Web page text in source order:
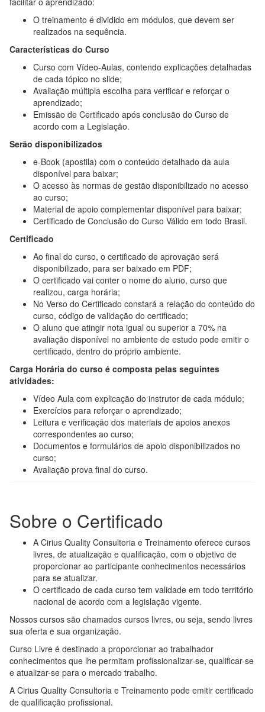
O treinamento é dividido em módulos, que devem ser
realizados na sequência.
Características do Curso
Curso com Vídeo-Aulas, contendo explicações detalhadas
de cada tópico no slide;
Avaliação múltipla escolha para verificar e reforçar o
aprendizado;
Emissão de Certificado após conclusão do Curso de
acordo com a Legislação.
Serão disponibilizados
e-Book (apostila) com o conteúdo detalhado da aula
disponível para baixar;
O acesso às normas de gestão disponibilizado no acesso
ao curso;
Material de apoio complementar disponível para baixar;
Certificado de Conclusão do Curso Válido em todo Brasil.
Certificado
Ao final do curso, o certificado de aprovação será
disponibilizado, para ser baixado em PDF;
O certificado vai conter o nome do aluno, curso que
realizou, carga horária;
No Verso do Certificado constará a relação do conteúdo do
curso, código de validação do certificado;
O aluno que atingir nota igual ou superior a 70% na
avaliação disponível no ambiente de estudo pode emitir o
certificado, dentro do próprio ambiente.
Carga Horária do curso é composta pelas seguintes
atividades:
Vídeo Aula com explicação do instrutor de cada módulo;
Exercícios para reforçar o aprendizado;
Leitura e verificação dos materiais de apoios anexos
correspondentes ao curso;
Documentos e formulários de apoio disponibilizados no
curso;
Avaliação prova final do curso.
Sobre o Certificado
A Cirius Quality Consultoria e Treinamento oferece cursos
livres, de atualização e qualificação, com o objetivo de
proporcionar ao participante conhecimentos necessários
para se atualizar.
O certificado de cada curso tem validade em todo território
nacional de acordo com a legislação vigente.
Nossos cursos são chamados cursos livres, ou seja, sendo livres
sua oferta e sua organização.
Curso Livre é destinado a proporcionar ao trabalhador
conhecimentos que lhe permitam profissionalizar-se, qualificar-se
e atualizar-se para o mercado trabalho.
A Cirius Quality Consultoria e Treinamento pode emitir certificado
de qualificação profissional.